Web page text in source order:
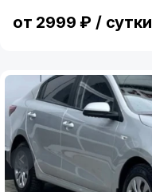
от 2999 ₽ / сутки